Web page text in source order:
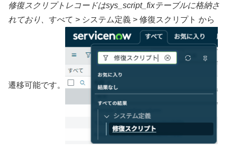
修復スクリプトレコードはsys_script_fixテーブルに格納さ
れており、 すべて > システム定義 > 修復スクリプト から
遷移可能です。